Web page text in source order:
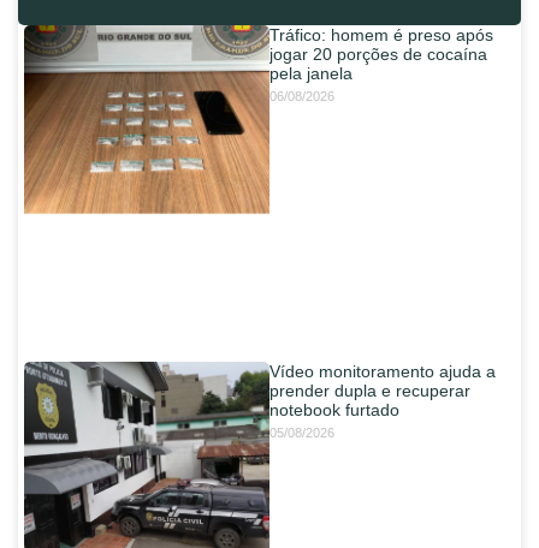
Tráfico: homem é preso após
jogar 20 porções de cocaína
pela janela
06/08/2026
Vídeo monitoramento ajuda a
prender dupla e recuperar
notebook furtado
05/08/2026